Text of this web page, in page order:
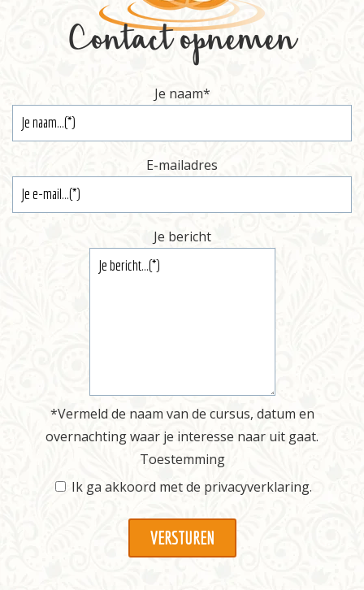
Contact opnemen
Je naam*
E-mailadres
Je bericht
*Vermeld de naam van de cursus, datum en
overnachting waar je interesse naar uit gaat.
Toestemming
Ik ga akkoord met de privacyverklaring.